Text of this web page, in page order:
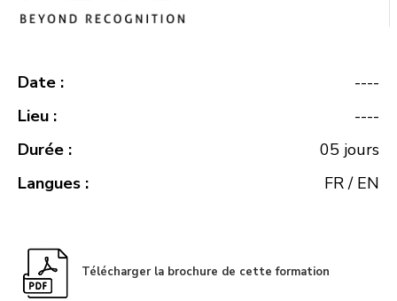
Date :
----
Lieu :
----
Durée :
05 jours
Langues :
FR / EN
Télécharger la brochure de cette formation